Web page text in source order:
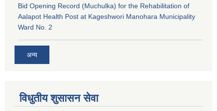
Bid Opening Record (Muchulka) for the Rehabilitation of
Aalapot Health Post at Kageshwori Manohara Municipality
Ward No. 2
अन्य
विधुतीय शुसासन सेवा